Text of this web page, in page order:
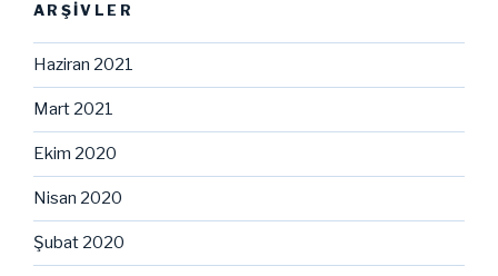
ARŞIVLER
Haziran 2021
Mart 2021
Ekim 2020
Nisan 2020
Şubat 2020